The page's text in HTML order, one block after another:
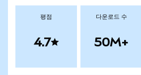
평점
4.7
다운로드 수
50M+